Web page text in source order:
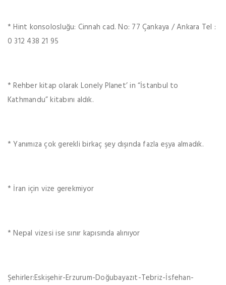
* Hint konsolosluğu: Cinnah cad. No: 77 Çankaya / Ankara Tel :
0 312 438 21 95
* Rehber kitap olarak Lonely Planet’ in “İstanbul to
Kathmandu” kitabını aldık.
* Yanımıza çok gerekli birkaç şey dışında fazla eşya almadık.
* İran için vize gerekmiyor
* Nepal vizesi ise sınır kapısında alınıyor
Şehirler:Eskişehir-Erzurum-Doğubayazıt-Tebriz-İsfehan-